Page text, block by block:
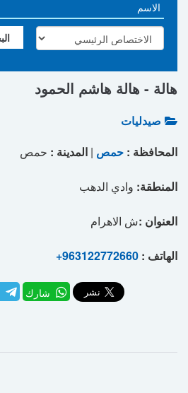
هالة - هالة هاشم الحمود
صيدليات
المحافظة : حمص | المدينة : حمص
المنطقة: وادي الدهب
العنوان :ش الاهرام
الهاتف : +963122772660
شارك